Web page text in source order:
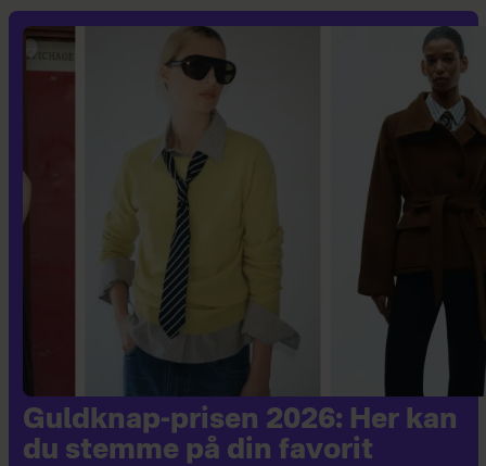
Guldknap-prisen 2026: Her kan
du stemme på din favorit